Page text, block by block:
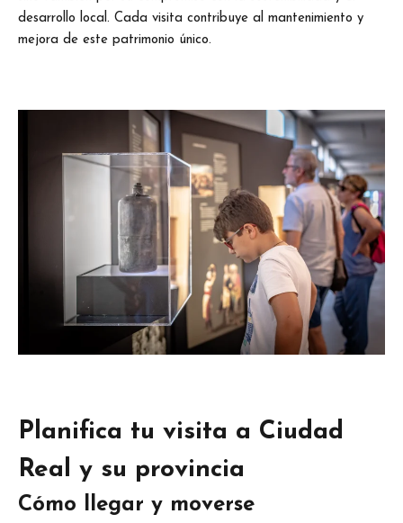
desarrollo local. Cada visita contribuye al mantenimiento y
mejora de este patrimonio único.
Planifica tu visita a Ciudad
Real y su provincia
Cómo llegar y moverse